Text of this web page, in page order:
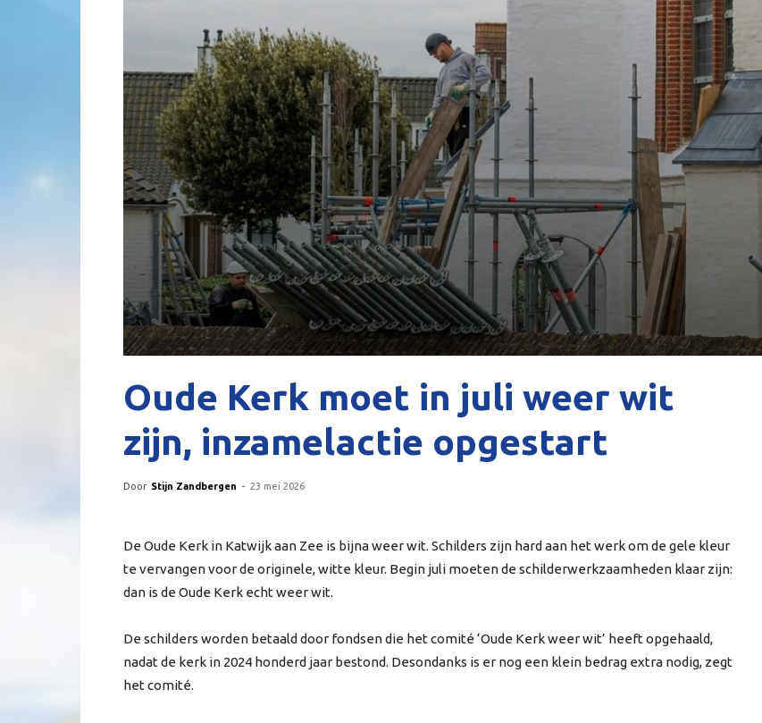
Oude Kerk moet in juli weer wit
zijn, inzamelactie opgestart
Door Stijn Zandbergen - 23 mei 2026
De Oude Kerk in Katwijk aan Zee is bijna weer wit. Schilders zijn hard aan het werk om de gele kleur
te vervangen voor de originele, witte kleur. Begin juli moeten de schilderwerkzaamheden klaar zijn:
dan is de Oude Kerk echt weer wit.
De schilders worden betaald door fondsen die het comité ‘Oude Kerk weer wit’ heeft opgehaald,
nadat de kerk in 2024 honderd jaar bestond. Desondanks is er nog een klein bedrag extra nodig, zegt
het comité.